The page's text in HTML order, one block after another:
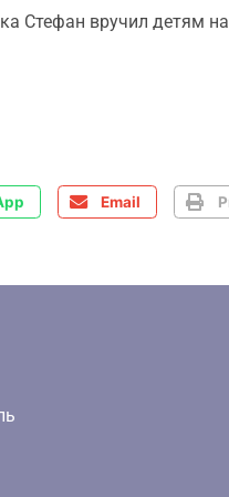
Стефан вручил детям
Email